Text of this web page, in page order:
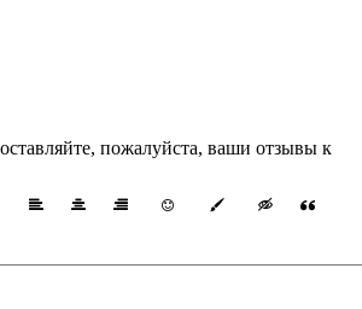
пожалуйста, ваши отзывы к